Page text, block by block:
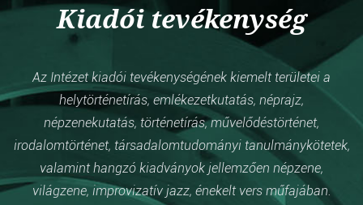
Kiadói tevékenység
Az Intézet kiadói tevékenységének kiemelt területei a
helytörténetírás, emlékezetkutatás, néprajz,
népzenekutatás, történetírás, művelődéstörténet,
irodalomtörténet, társadalomtudományi tanulmánykötetek,
valamint hangzó kiadványok jellemzően népzene,
világzene, improvizatív jazz, énekelt vers műfajában.